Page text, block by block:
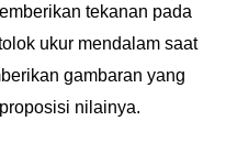
tekanan pada
ukur mendalam saat
gambaran yang
nilainya.